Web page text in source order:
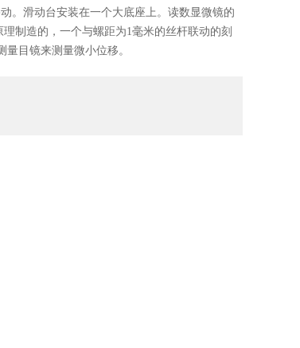
。滑动台安装在一个大底座上。读数显微镜的
制造的，一个与螺距为1毫米的丝杆联动的刻
目镜来测量微小位移。